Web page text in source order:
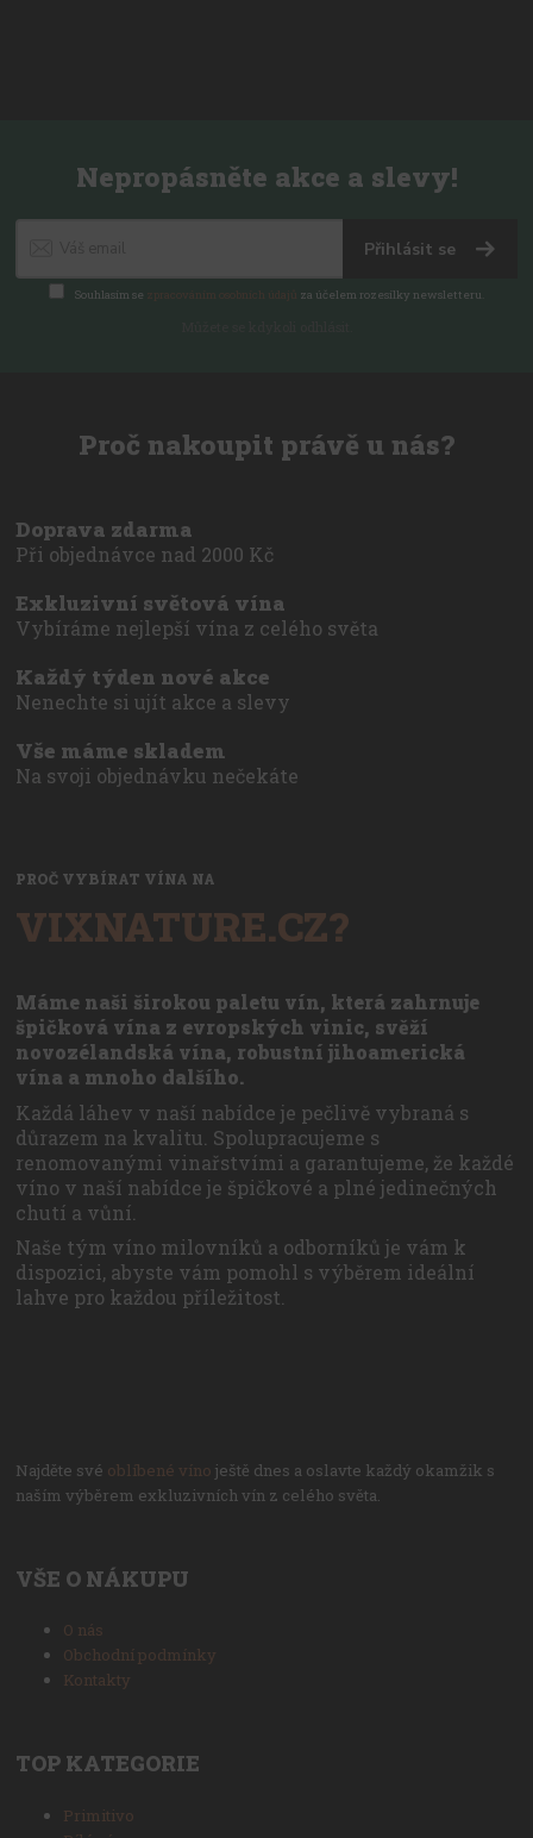
Nepropásněte akce a slevy!
Přihlásit se
Souhlasím se zpracováním osobních údajů za účelem rozesílky newsletteru.
Proč nakoupit právě u nás?
Doprava zdarma
Při objednávce nad 2000 Kč
Exkluzivní světová vína
Vybíráme nejlepší vína z celého světa
Každý týden nové akce
Nenechte si ujít akce a slevy
Vše máme skladem
Na svoji objednávku nečekáte
PROČ VYBÍRAT VÍNA NA
VIXNATURE.CZ?
Máme naši širokou paletu vín, která zahrnuje
špičková vína z evropských vinic, svěží
novozélandská vína, robustní jihoamerická
vína a mnoho dalšího.
Každá láhev v naší nabídce je pečlivě vybraná s
důrazem na kvalitu. Spolupracujeme s
renomovanými vinařstvími a garantujeme, že každé
víno v naší nabídce je špičkové a plné jedinečných
chutí a vůní.
Naše tým víno milovníků a odborníků je vám k
dispozici, abyste vám pomohl s výběrem ideální
lahve pro každou příležitost.
Najděte své oblíbené víno ještě dnes a oslavte každý okamžik s
naším výběrem exkluzivních vín z celého světa.
VŠE O NÁKUPU
O nás
Obchodní podmínky
Kontakty
TOP KATEGORIE
Primitivo